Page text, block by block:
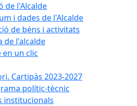
de l'Alcalde
i dades de l'Alcalde
de béns i activitats
de l'alcalde
en un clic
Cartipàs 2023-2027
polític-tècnic
institucionals